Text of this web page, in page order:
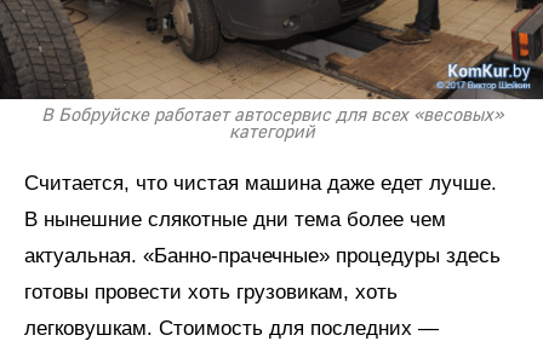
В Бобруйске работает автосервис для всех «весовых»
категорий
Считается, что чистая машина даже едет лучше.
В нынешние слякотные дни тема более чем
актуальная. «Банно-прачечные» процедуры здесь
готовы провести хоть грузовикам, хоть
легковушкам. Стоимость для последних —